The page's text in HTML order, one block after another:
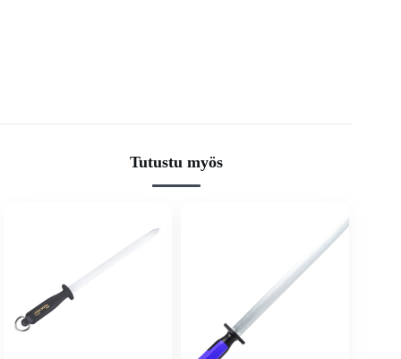
Tutustu myös